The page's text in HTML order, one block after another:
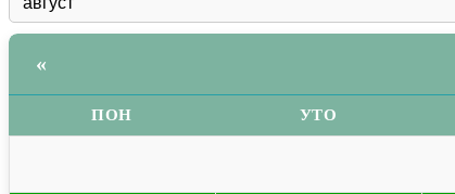
«
ПОН УТО